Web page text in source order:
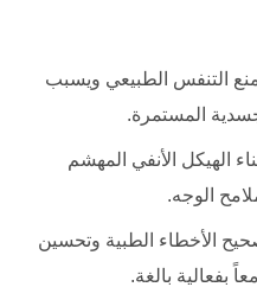
التنفس الطبيعي ويسبب
المستمرة.
الهيكل الأنفي المهشم
الوجه.
الأخطاء الطبية وتحسين
بفعالية بالغة.